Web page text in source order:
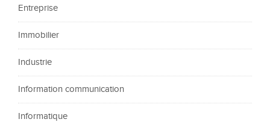
Entreprise
Immobilier
Industrie
Information communication
Informatique